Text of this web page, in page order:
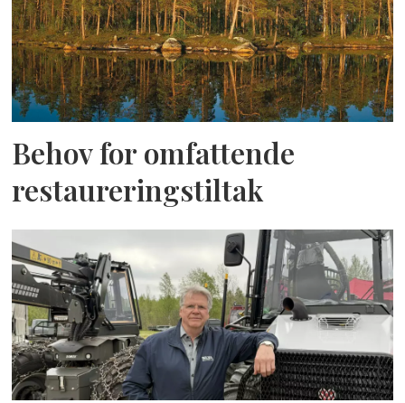
Behov for omfattende
restaureringstiltak